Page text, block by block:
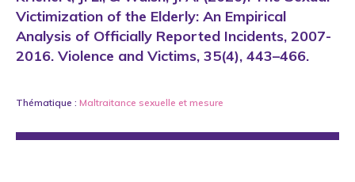
Victimization of the Elderly: An Empirical
Analysis of Officially Reported Incidents, 2007-
2016. Violence and Victims, 35(4), 443–466.
Thématique : Maltraitance sexuelle et mesure